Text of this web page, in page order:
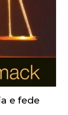
e fede